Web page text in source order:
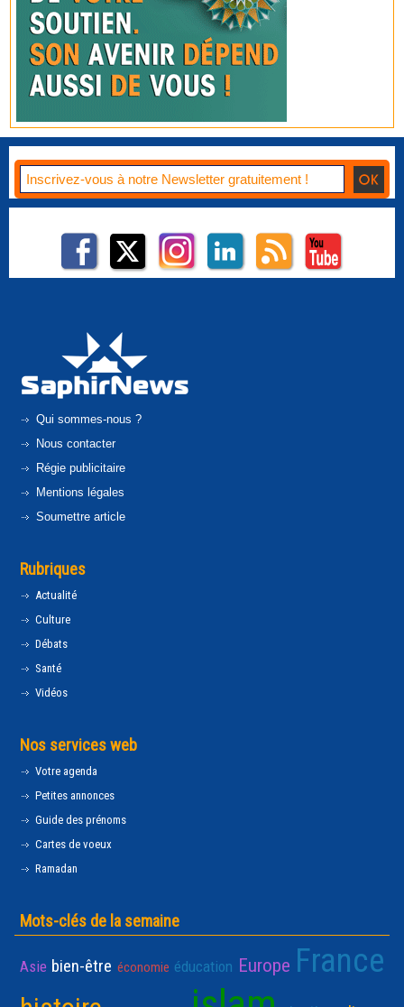
Qui sommes-nous ?
Nous contacter
Régie publicitaire
Mentions légales
Soumettre article
Rubriques
Actualité
Culture
Débats
Santé
Vidéos
Nos services web
Votre agenda
Petites annonces
Guide des prénoms
Cartes de voeux
Ramadan
Mots-clés de la semaine
Asie bien-être économie éducation Europe France